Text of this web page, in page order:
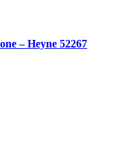
– Heyne 52267